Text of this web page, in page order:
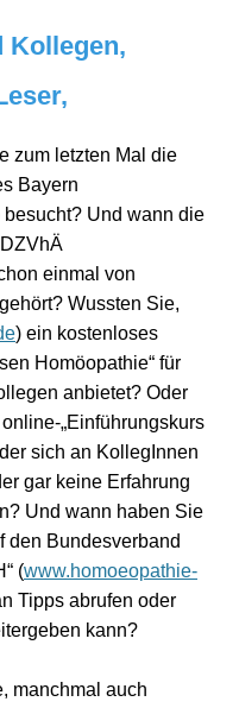
Kollegen,
zum letzten Mal die
Bayern
besucht? Und wann die
einmal von
Wussten Sie,
) ein kostenloses
Homöopathie“ für
anbietet? Oder
„Einführungskurs
sich an KollegInnen
gar keine Erfahrung
Und wann haben Sie
den Bundesverband
(www.homoeopathie-
Tipps abrufen oder
kann?
manchmal auch